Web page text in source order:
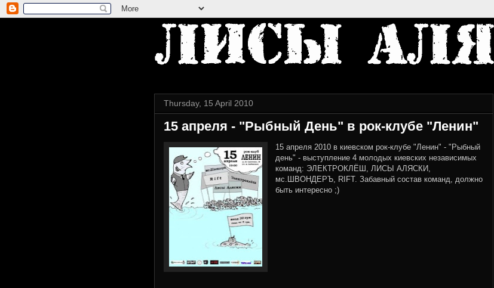
Thursday, 15 April 2010
15 апреля - "Рыбный День" в рок-клубе "Ленин"
15 апреля 2010 в киевском рок-клубе "Ленин" - "Рыбный
день" - выступление 4 молодых киевских независимых
команд: ЭЛЕКТРОКЛЁШ, ЛИСЫ АЛЯСКИ,
мс.ШВОНДЕРЪ, RIFT. Забавный состав команд, должно
быть интересно ;)